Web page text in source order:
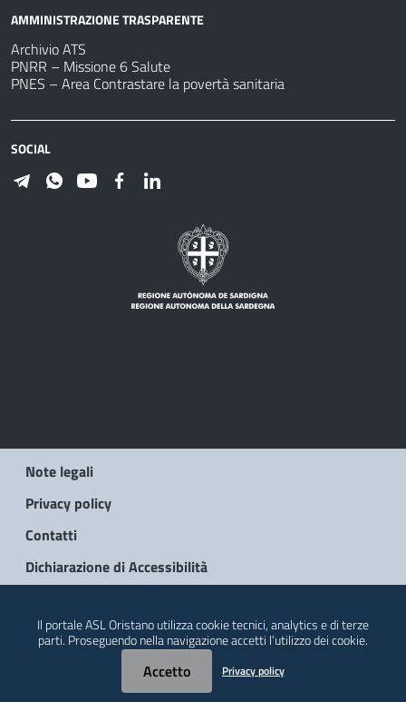
AMMINISTRAZIONE TRASPARENTE
Archivio ATS
PNRR – Missione 6 Salute
PNES – Area Contrastare la povertà sanitaria
SOCIAL
Note legali
Privacy policy
Contatti
Dichiarazione di Accessibilità
Il portale ASL Oristano utilizza cookie tecnici, analytics e di terze
parti. Proseguendo nella navigazione accetti l’utilizzo dei cookie.
Accetto Privacy policy